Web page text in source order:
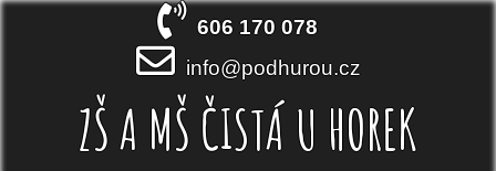
Skip
606 170 078
info@podhurou.cz
ZŠ A MŠ ČISTÁ U HOREK